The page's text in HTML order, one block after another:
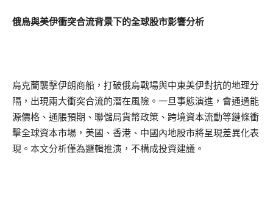
俄烏與美伊衝突合流背景下的全球股市影響分析
烏克蘭襲擊伊朗商船，打破俄烏戰場與中東美伊對抗的地理分
隔，出現兩大衝突合流的潛在風險。一旦事態演進，會通過能
源價格、通脹預期、聯儲局貨幣政策、跨境資本流動等鏈條衝
擊全球資本市場，美國、香港、中國內地股市將呈現差異化表
現。本文分析僅為邏輯推演，不構成投資建議。